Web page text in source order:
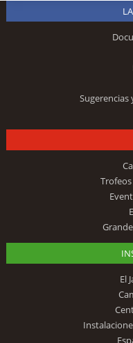
Sugerencias
El